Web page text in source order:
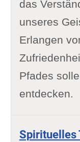
das
unseres
Erlangen
Pfades
entdecken.
Spirituelles